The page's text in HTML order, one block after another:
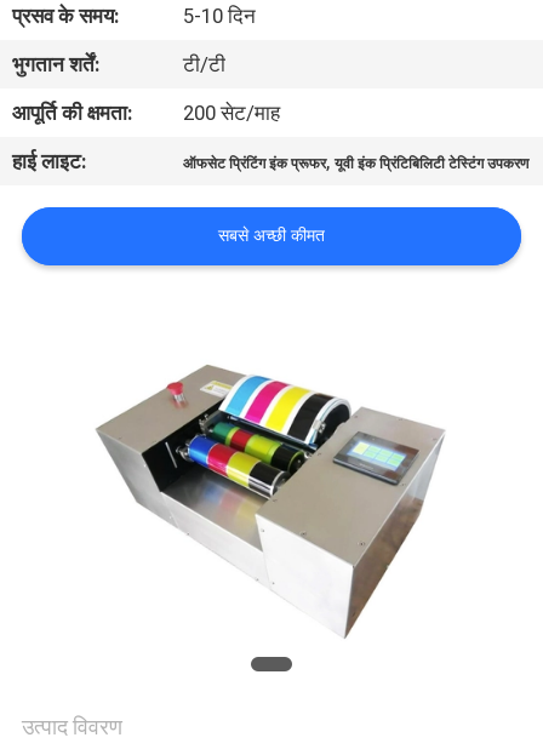
गुणवत्ता
नियंत्रण
संपर्क
करें
प्रसव के समय:
5-10 दिन
भुगतान शर्तें:
टी/टी
आपूर्ति की क्षमता:
200 सेट/माह
हाई लाइट:
ऑफसेट प्रिंटिंग इंक प्रूफर,यूवी इंक प्रिंटिबिलिटी टेस्टिंग उपकरण
सबसे अच्छी कीमत
उत्पाद विवरण